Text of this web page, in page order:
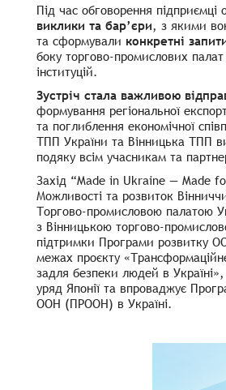
Під час обговорення підприємці
виклики та бар’єри, з якими
та сформували конкретні
боку торгово-промислових
інституцій.
Зустріч стала важливою
формування регіональної
та поглиблення економічної
ТПП України та Вінницька ТПП
подяку всім учасникам та
Захід “Made in Ukraine — Made
Можливості та розвиток
Торгово-промисловою палатою
з Вінницькою торгово-
підтримки Програми розвитку
межах проєкту
задля безпеки людей в
уряд Японії та впроваджує
ООН (ПРООН) в Україні.